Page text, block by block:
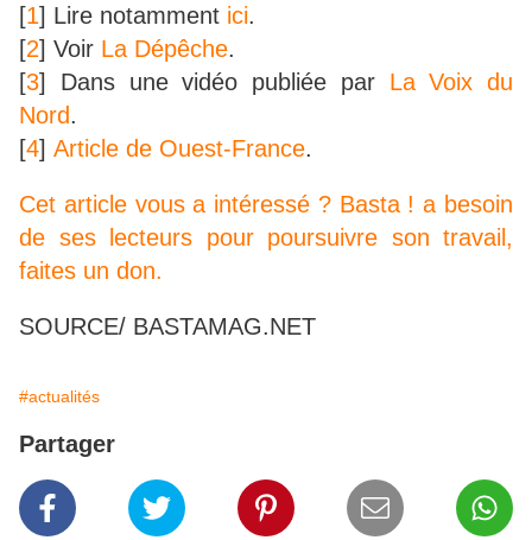
[1] Lire notamment ici.
[2] Voir La Dépêche.
[3] Dans une vidéo publiée par La Voix du
Nord.
[4] Article de Ouest-France.
Cet article vous a intéressé ? Basta ! a besoin
de ses lecteurs pour poursuivre son travail,
faites un don.
SOURCE/ BASTAMAG.NET
#actualités
Partager